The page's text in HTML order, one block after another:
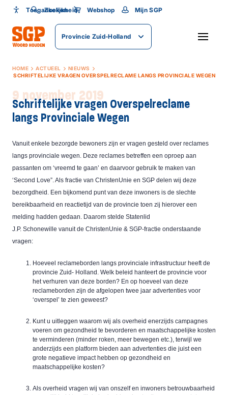
Toegankelijkheid
Toegankelijkheid
Lettergrootte
Zoeken Webshop Mijn SGP
Provincie Zuid-Holland
HOME ACTUEEL
NIEUWS
SCHRIFTELIJKE VRAGEN OVERSPELRECLAME LANGS PROVINCIALE WEGEN
9 november 2019
Schriftelijke vragen Overspelreclame
langs Provinciale Wegen
Vanuit enkele bezorgde bewoners zijn er vragen gesteld over reclames
langs provinciale wegen. Deze reclames betreffen een oproep aan
passanten om ‘vreemd te gaan’ en daarvoor gebruik te maken van
‘Second Love”. Als fractie van ChristenUnie en SGP delen wij deze
bezorgdheid. Een bijkomend punt van deze inwoners is de slechte
bereikbaarheid en reactietijd van de provincie toen zij hierover een
melding hadden gedaan. Daarom stelde Statenlid
J.P. Schonewille vanuit de ChristenUnie & SGP-fractie onderstaande
vragen:
Hoeveel reclameborden langs provinciale infrastructuur heeft de
provincie Zuid- Holland. Welk beleid hanteert de provincie voor
het verhuren van deze borden? En op hoeveel van deze
reclameborden zijn de afgelopen twee jaar advertenties voor
‘overspel’ te zien geweest?
Kunt u uitleggen waarom wij als overheid enerzijds campagnes
voeren om gezondheid te bevorderen en maatschappelijke kosten
te verminderen (minder roken, meer bewegen etc.), terwijl we
anderzijds een platform bieden aan advertenties die juist een
grote negatieve impact hebben op gezondheid en
maatschappelijke kosten?
Als overheid vragen wij van onszelf en inwoners betrouwbaarheid